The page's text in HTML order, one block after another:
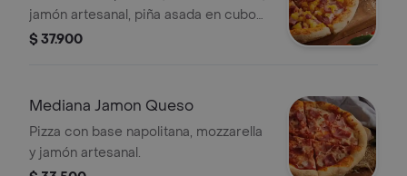
jamón artesanal, piña asada en cubos
y tocineta.
$ 37.900
Mediana Jamon Queso
Pizza con base napolitana, mozzarella
y jamón artesanal.